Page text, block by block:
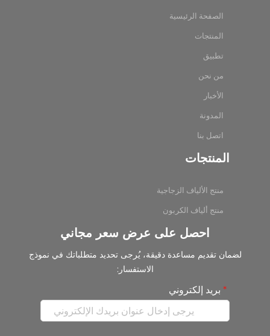
الصفحة الرئيسية
المنتجات
تطبيق
من نحن
الأخبار
المدونة
اتصل بنا
المنتجات
منتج الألياف الزجاجية
منتج ألياف الكربون
احصل على عرض سعر مجاني
لضمان تقديم مساعدة دقيقة، يُرجى تحديد متطلباتك في نموذج
الاستفسار:
بريد إلكتروني